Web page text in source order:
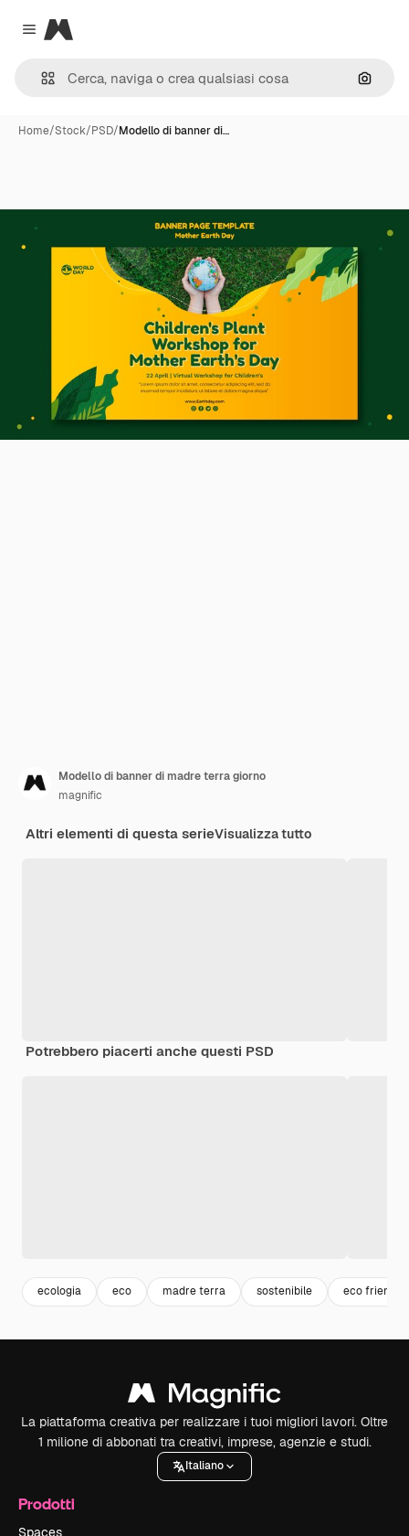
Close menu
Magnific
Cerca
Home/Stock/PSD/Modello di banner di…
Modello di banner di madre terra giorno
magnific
Altri elementi di questa serieVisualizza tutto
Potrebbero piacerti anche questi PSD
ecologia eco madre terra sostenibile eco friendly
La piattaforma creativa per realizzare i tuoi migliori lavori. Oltre
1 milione di abbonati tra creativi, imprese, agenzie e studi.
Italiano
Prodotti
Spaces